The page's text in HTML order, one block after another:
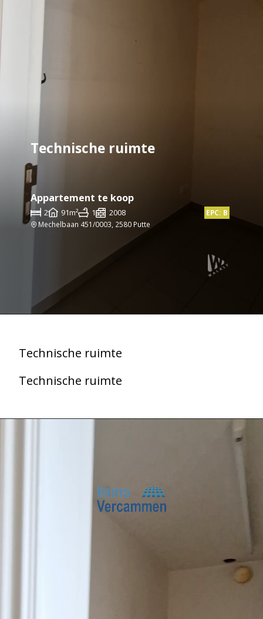
Technische ruimte
Appartement te koop
2 91m² 1 2008
EPC: B
Mechelbaan 451/0003, 2580 Putte
Technische ruimte
Technische ruimte